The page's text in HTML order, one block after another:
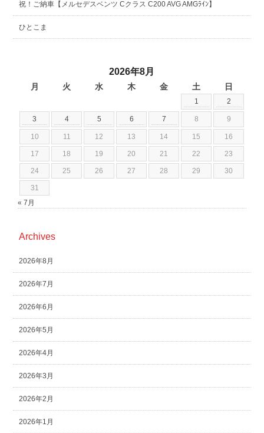
祝！ご納車【メルセデスベンツ Cクラス C200 AVG AMGﾗｲﾝ】
ひとこま
2026年8月
月 火 水 木 金 土 日
1 2
3 4 5 6 7 8 9
10 11 12 13 14 15 16
17 18 19 20 21 22 23
24 25 26 27 28 29 30
31
« 7月
Archives
2026年8月
2026年7月
2026年6月
2026年5月
2026年4月
2026年3月
2026年2月
2026年1月